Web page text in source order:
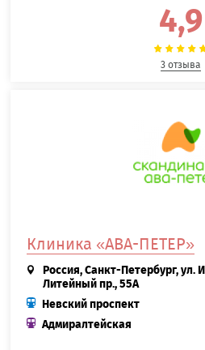
4,9
3 отзыва
Клиника «АВА-ПЕТЕР»
Россия, Санкт-Петербург, ул.
Литейный пр., 55А
Невский проспект
Адмиралтейская